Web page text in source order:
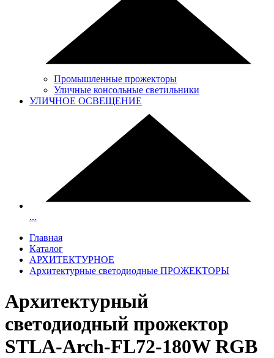
Промышленные прожекторы
Уличные консольные светильники
УЛИЧНОЕ ОСВЕЩЕНИЕ
...
Главная
Каталог
АРХИТЕКТУРНОЕ
Архитектурные светодиодные ПРОЖЕКТОРЫ
Архитектурный
светодиодный прожектор
STLA-Arch-FL72-180W RGB